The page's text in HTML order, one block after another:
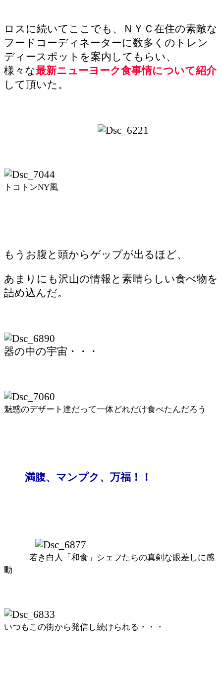
ロスに続いてここでも、ＮＹＣ在住の素敵な
フードコーディネーターに数多くのトレン
ディースポットを案内してもらい、
様々な最新ニューヨーク食事情について紹介
して頂いた。
トコトンNY風
もうお腹と頭からゲップが出るほど、
あまりにも沢山の情報と素晴らしい食べ物を
詰め込んだ。
器の中の宇宙・・・
魅惑のデザート達だって一体どれだけ食べたんだろう
満腹、マンプク、万福！！
若き白人「和食」シェフたちの真剣な眼差しに感
動
いつもこの街から発信し続けられる・・・